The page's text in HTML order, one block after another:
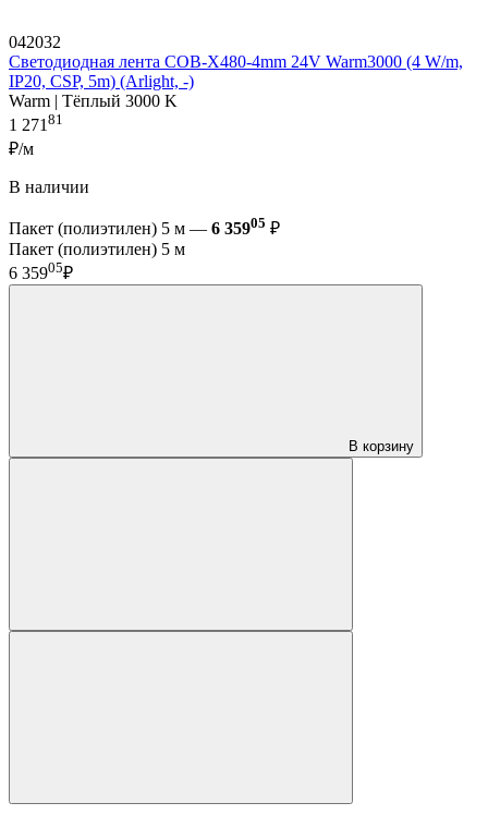
042032
Светодиодная лента COB-X480-4mm 24V Warm3000 (4 W/m,
IP20, CSP, 5m) (Arlight, -)
Warm | Тёплый 3000 K
1 27181
₽/м
В наличии
Пакет (полиэтилен) 5 м — 6 35905 ₽
Пакет (полиэтилен) 5 м
6 35905₽
В корзину